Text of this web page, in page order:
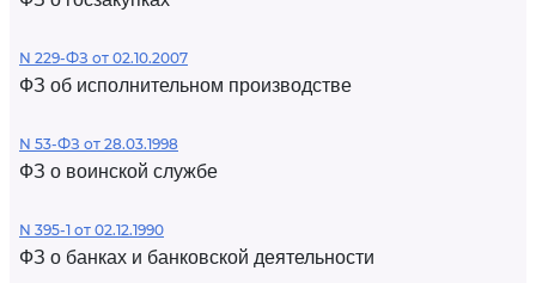
N 229-ФЗ от 02.10.2007
ФЗ об исполнительном производстве
N 53-ФЗ от 28.03.1998
ФЗ о воинской службе
N 395-1 от 02.12.1990
ФЗ о банках и банковской деятельности